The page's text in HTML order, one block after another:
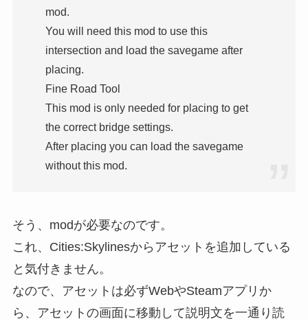
mod.
You will need this mod to use this
intersection and load the savegame after
placing.
Fine Road Tool
This mod is only needed for placing to get
the correct bridge settings.
After placing you can load the savegame
without this mod.
そう、modが必要なのです。
これ、Cities:Skylinesからアセットを追加している
と気付きません。
なので、アセットは必ずWebやSteamアプリか
ら、アセットの画面に移動して説明文を一通り読